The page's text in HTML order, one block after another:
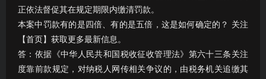
正依法督促其在规定期限内缴清罚款。
本案中罚款有的是四倍、有的是五倍，这是如何确定的？ 关注
【首页】获取更多最新信息。
答：依据《中华人民共和国税收征收管理法》第六十三条关注
度靠前款规定，对纳税人网传相关争议的，由税务机关追缴其